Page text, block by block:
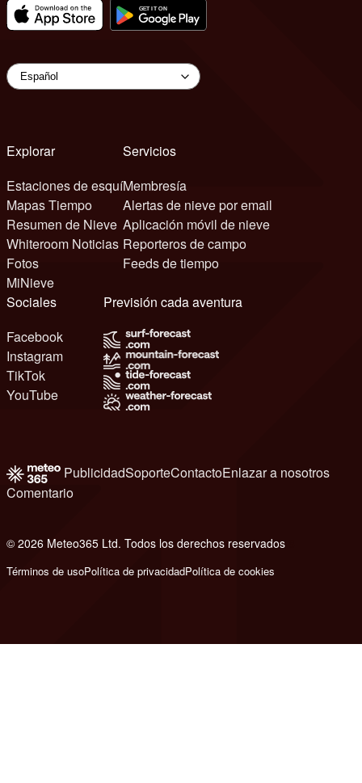
Explorar
Estaciones de esquí
Mapas Tiempo
Resumen de Nieve
Whiteroom Noticias
Fotos
MiNieve
Servicios
Membresía
Alertas de nieve por email
Aplicación móvil de nieve
Reporteros de campo
Feeds de tiempo
Sociales
Facebook
Instagram
TikTok
YouTube
Previsión cada aventura
PublicidadSoporteContactoEnlazar a nosotros
Comentario
© 2026 Meteo365 Ltd. Todos los derechos reservados
Términos de usoPolítica de privacidadPolítica de cookies